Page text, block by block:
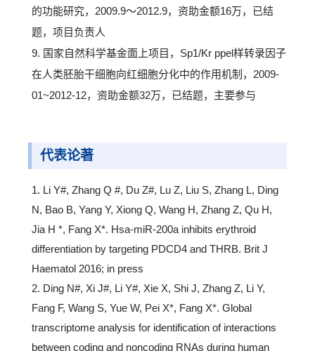
的功能研究，2009.9～2012.9，资助金额16万，已结
题，项目负责人
9. 国家自然科学基金面上项目，Sp1/Kr ppel样转录因子
在人类胚胎干细胞向红细胞分化中的作用机制，2009-
01~2012-12，资助金额32万，已结题，主要参与
代表论著
1. Li Y#, Zhang Q #, Du Z#, Lu Z, Liu S, Zhang L, Ding
N, Bao B, Yang Y, Xiong Q, Wang H, Zhang Z, Qu H,
Jia H *, Fang X*. Hsa-miR-200a inhibits erythroid
differentiation by targeting PDCD4 and THRB. Brit J
Haematol 2016; in press
2. Ding N#, Xi J#, Li Y#, Xie X, Shi J, Zhang Z, Li Y,
Fang F, Wang S, Yue W, Pei X*, Fang X*. Global
transcriptome analysis for identification of interactions
between coding and noncoding RNAs during human